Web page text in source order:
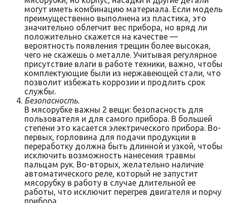
могут иметь комбинацию материала. Если модель
преимущественно выполнена из пластика, это
значительно облегчит вес прибора, но вряд ли
положительно скажется на качестве —
вероятность появления трещин более высокая,
чего не скажешь о металле. Учитывая регулярное
присутствие влаги в работе техники, важно, чтобы
комплектующие были из нержавеющей стали, что
позволит избежать коррозии и продлить срок
службы.
Безопасность.
В мясорубке важны 2 вещи: безопасность для
пользователя и для самого прибора. В большей
степени это касается электрического прибора. Во-
первых, горловина для подачи продукции в
переработку должна быть длинной и узкой, чтобы
исключить возможность нанесения травмы
пальцам рук. Во-вторых, желательно наличие
автоматического реле, который не запустит
мясорубку в работу в случае длительной ее
работы, что исключит перегрев двигателя и порчу
прибора.